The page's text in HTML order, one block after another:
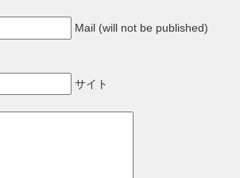
Mail (will not be published)
サイト